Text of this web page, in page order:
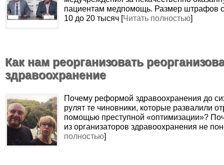
пациентам медпомощь. Размер штрафов
10 до 20 тысяч [Читать полностью]
Как нам реорганизовать
здравоохранение
Почему реформой здравоохранения до
рулят те чиновники, которые развалили
помощью преступной «оптимизации»?
из организаторов здравоохранения не
полностью]